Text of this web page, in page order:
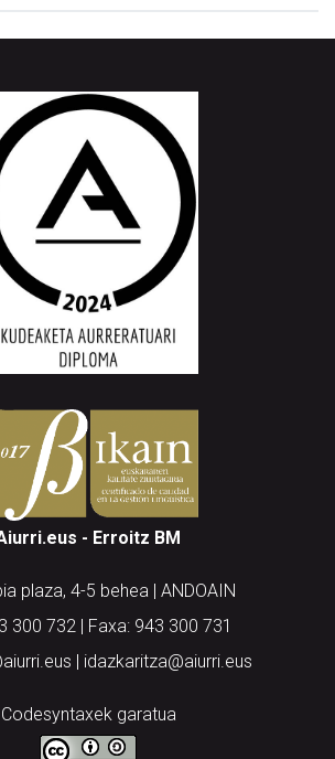
- Erroitz BM
plaza, 4-5 behea | ANDOAIN
300 732 | Faxa: 943 300 731
| idazkaritza@aiurri.eus
Codesyntaxek garatua